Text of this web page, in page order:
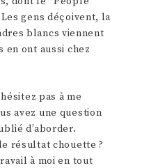
gens déçoivent, la
blancs viennent
en ont aussi chez
pas à me
avez une question
d’aborder.
résultat chouette ?
à moi en tout